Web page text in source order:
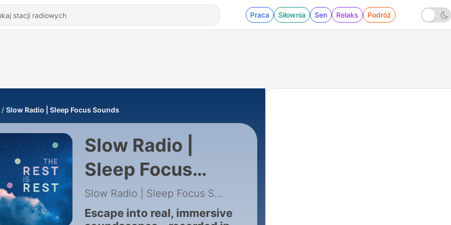
Praca Siłownia Sen Relaks Podróż
Slow Radio | Sleep Focus Sounds
Slow Radio |
Sleep Focus
Sounds
Slow Radio | Sleep Focus Sounds
Escape into real, immersive